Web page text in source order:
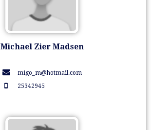
Michael Zier Madsen
migo_m@hotmail.com
25342945